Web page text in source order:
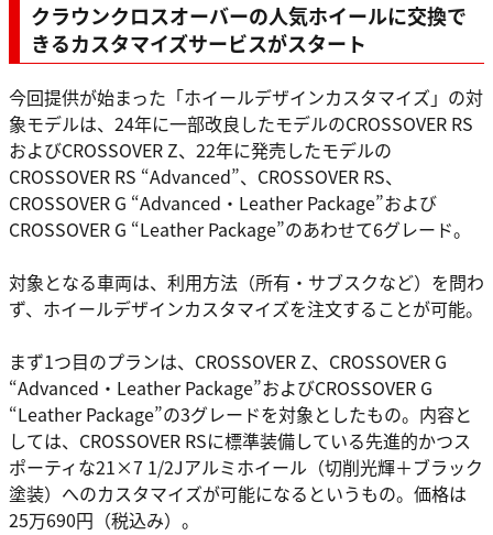
クラウンクロスオーバーの人気ホイールに交換で
きるカスタマイズサービスがスタート
今回提供が始まった「ホイールデザインカスタマイズ」の対
象モデルは、24年に一部改良したモデルのCROSSOVER RS
およびCROSSOVER Z、22年に発売したモデルの
CROSSOVER RS “Advanced”、CROSSOVER RS、
CROSSOVER G “Advanced・Leather Package”および
CROSSOVER G “Leather Package”のあわせて6グレード。
対象となる車両は、利用方法（所有・サブスクなど）を問わ
ず、ホイールデザインカスタマイズを注文することが可能。
まず1つ目のプランは、CROSSOVER Z、CROSSOVER G
“Advanced・Leather Package”およびCROSSOVER G
“Leather Package”の3グレードを対象としたもの。内容と
しては、CROSSOVER RSに標準装備している先進的かつス
ポーティな21×7 1/2Jアルミホイール（切削光輝＋ブラック
塗装）へのカスタマイズが可能になるというもの。価格は
25万690円（税込み）。